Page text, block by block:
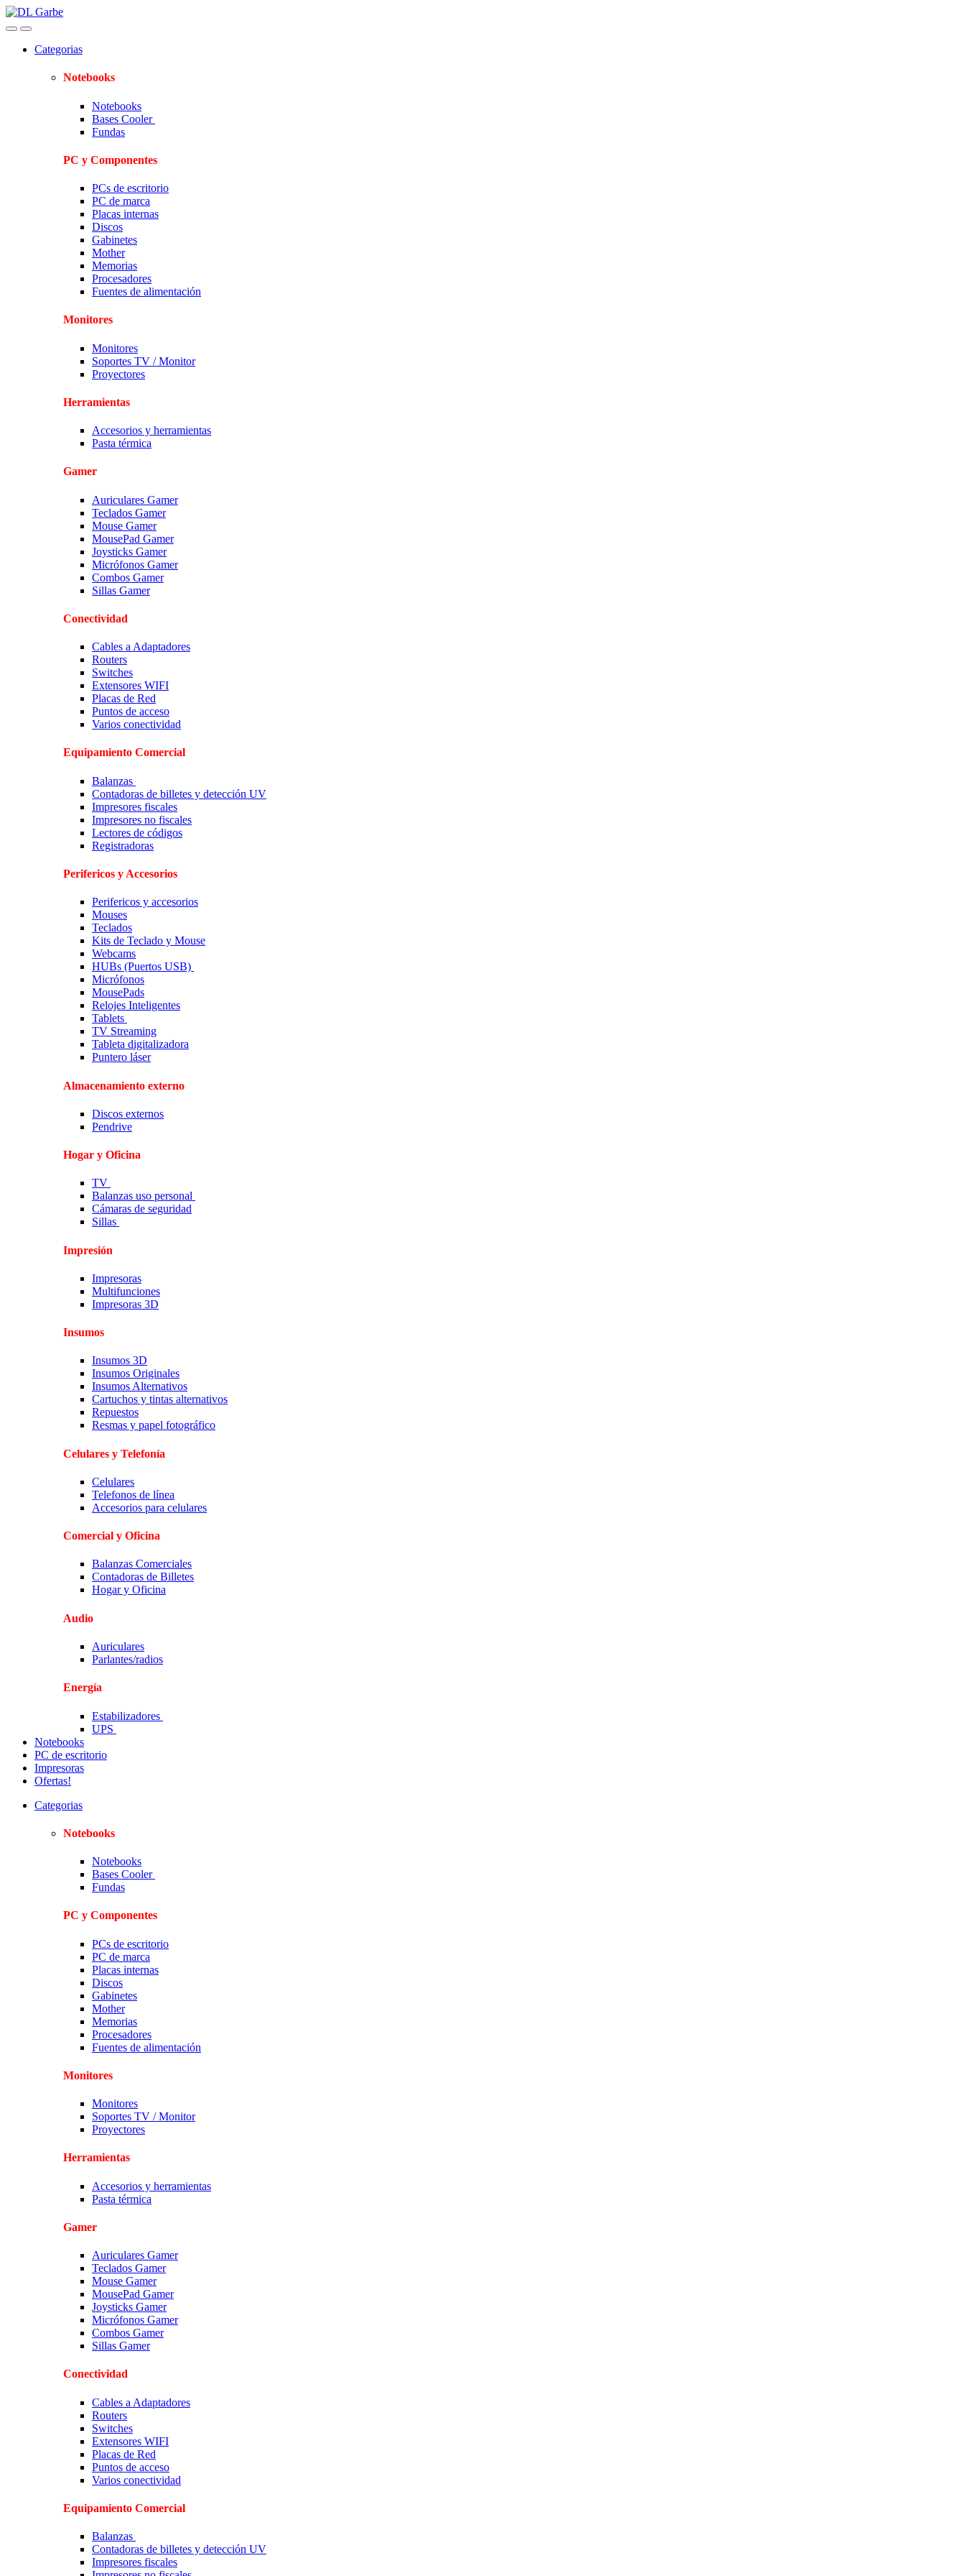
Skip
to
Skip
to
Categorias
Notebooks
Notebooks
Bases Cooler
Fundas
PC y Componentes
PCs de escritorio
PC de marca
Placas internas
Discos
Gabinetes
Mother
Memorias
Procesadores
Fuentes de alimentación
Monitores
Monitores
Soportes TV / Monitor
Proyectores
Herramientas
Accesorios y herramientas
Pasta térmica
Gamer
Auriculares Gamer
Teclados Gamer
Mouse Gamer
MousePad Gamer
Joysticks Gamer
Micrófonos Gamer
Combos Gamer
Sillas Gamer
Conectividad
Cables a Adaptadores
Routers
Switches
Extensores WIFI
Placas de Red
Puntos de acceso
Varios conectividad
Equipamiento Comercial
Balanzas
Contadoras de billetes y detección UV
Impresores fiscales
Impresores no fiscales
Lectores de códigos
Registradoras
Perifericos y Accesorios
Perifericos y accesorios
Mouses
Teclados
Kits de Teclado y Mouse
Webcams
HUBs (Puertos USB)
Micrófonos
MousePads
Relojes Inteligentes
Tablets
TV Streaming
Tableta digitalizadora
Puntero láser
Almacenamiento externo
Discos externos
Pendrive
Hogar y Oficina
TV
Balanzas uso personal
Cámaras de seguridad
Sillas
Impresión
Impresoras
Multifunciones
Impresoras 3D
Insumos
Insumos 3D
Insumos Originales
Insumos Alternativos
Cartuchos y tintas alternativos
Repuestos
Resmas y papel fotográfico
Celulares y Telefonía
Celulares
Telefonos de línea
Accesorios para celulares
Comercial y Oficina
Balanzas Comerciales
Contadoras de Billetes
Hogar y Oficina
Audio
Auriculares
Parlantes/radios
Energía
Estabilizadores
UPS
Notebooks
PC de escritorio
Impresoras
Ofertas!
Categorias
Notebooks
Notebooks
Bases Cooler
Fundas
PC y Componentes
PCs de escritorio
PC de marca
Placas internas
Discos
Gabinetes
Mother
Memorias
Procesadores
Fuentes de alimentación
Monitores
Monitores
Soportes TV / Monitor
Proyectores
Herramientas
Accesorios y herramientas
Pasta térmica
Gamer
Auriculares Gamer
Teclados Gamer
Mouse Gamer
MousePad Gamer
Joysticks Gamer
Micrófonos Gamer
Combos Gamer
Sillas Gamer
Conectividad
Cables a Adaptadores
Routers
Switches
Extensores WIFI
Placas de Red
Puntos de acceso
Varios conectividad
Equipamiento Comercial
Balanzas
Contadoras de billetes y detección UV
Impresores fiscales